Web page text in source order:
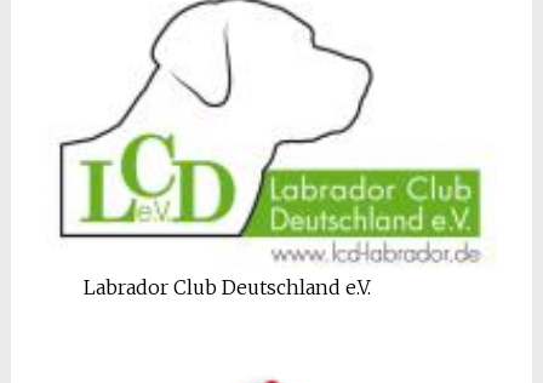
Labrador Club Deutschland e.V.